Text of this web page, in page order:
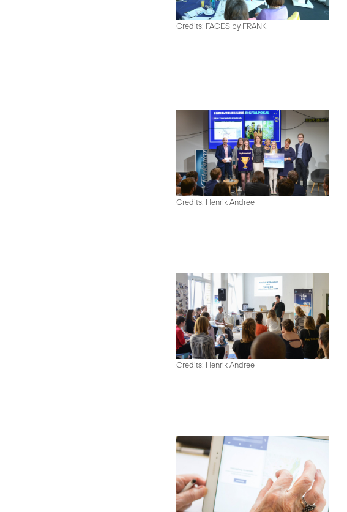
Credits: FACES by FRANK
Credits: Henrik Andree
Credits: Henrik Andree